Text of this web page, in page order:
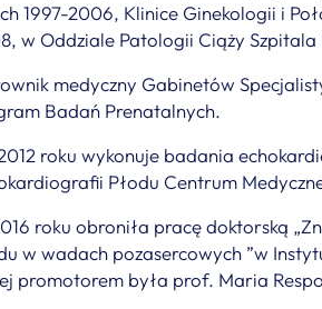
1997-2006, Klinice Ginekologii i
w Oddziale Patologii Ciąży
medyczny Gabinetów
Badań Prenatalnych.
roku wykonuje badania
Płodu Centrum
roku obroniła pracę doktorską
w wadach pozasercowych ”w
promotorem była prof. Maria